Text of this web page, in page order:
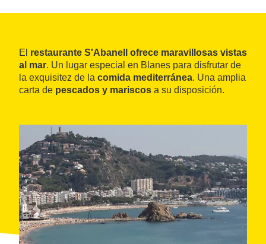
El restaurante S'Abanell ofrece maravillosas vistas
al mar. Un lugar especial en Blanes para disfrutar de
la exquisitez de la comida mediterránea. Una amplia
carta de pescados y mariscos a su disposición.